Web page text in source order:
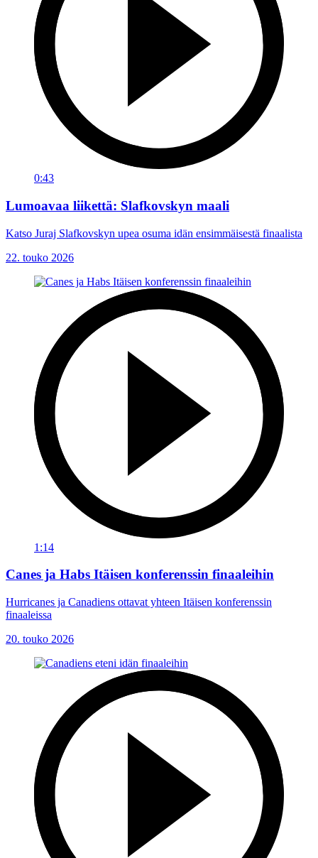
0:43
Lumoavaa liikettä: Slafkovskyn maali
Katso Juraj Slafkovskyn upea osuma idän ensimmäisestä finaalista
22. touko 2026
1:14
Canes ja Habs Itäisen konferenssin finaaleihin
Hurricanes ja Canadiens ottavat yhteen Itäisen konferenssin
finaaleissa
20. touko 2026